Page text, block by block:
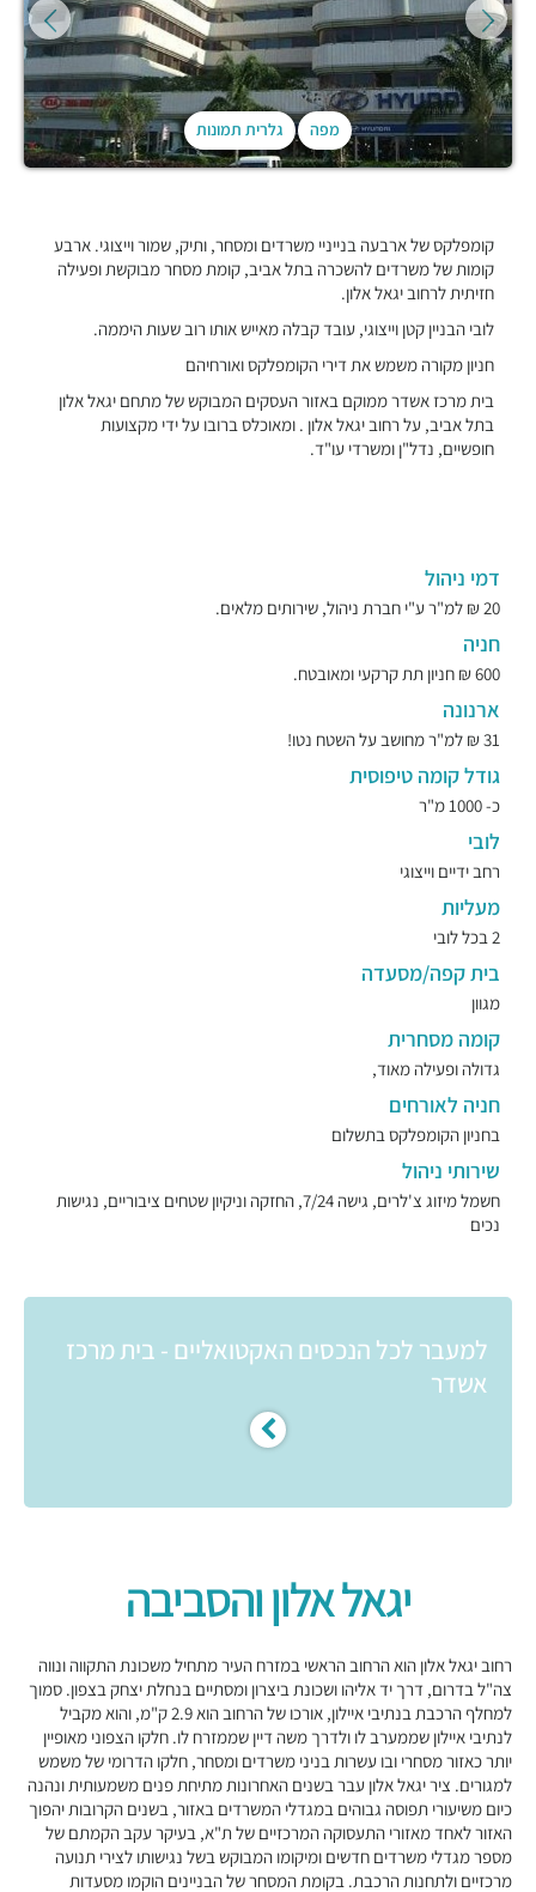
מפה גלרית תמונות
קומפלקס של ארבעה בנייניי משרדים ומסחר, ותיק, שמור וייצוגי. ארבע
קומות של משרדים להשכרה בתל אביב, קומת מסחר מבוקשת ופעילה
חזיתית לרחוב יגאל אלון.
לובי הבניין קטן וייצוגי, עובד קבלה מאייש אותו רוב שעות היממה.
חניון מקורה משמש את דירי הקומפלקס ואורחיהם
בית מרכז אשדר ממוקם באזור העסקים המבוקש של מתחם יגאל אלון
בתל אביב, על רחוב יגאל אלון . ומאוכלס ברובו על ידי מקצועות
חופשיים, נדל"ן ומשרדי עו"ד.
דמי ניהול
20 ₪ למ"ר ע"י חברת ניהול, שירותים מלאים.
חניה
600 ₪ חניון תת קרקעי ומאובטח.
ארנונה
31 ₪ למ"ר מחושב על השטח נטו!
גודל קומה טיפוסית
כ- 1000 מ"ר
לובי
רחב ידיים וייצוגי
מעליות
2 בכל לובי
בית קפה/מסעדה
מגוון
קומה מסחרית
גדולה ופעילה מאוד,
חניה לאורחים
בחניון הקומפלקס בתשלום
שירותי ניהול
חשמל מיזוג צ'לרים, גישה 7/24, החזקה וניקיון שטחים ציבוריים, נגישות
נכים
למעבר לכל הנכסים האקטואליים - בית מרכז
אשדר
יגאל אלון והסביבה
רחוב יגאל אלון הוא הרחוב הראשי במזרח העיר מתחיל משכונת התקווה ונווה
צה"ל בדרום, דרך יד אליהו ושכונת ביצרון ומסתיים בנחלת יצחק בצפון. סמוך
למחלף הרכבת בנתיבי איילון, אורכו של הרחוב הוא 2.9 ק"מ, והוא מקביל
לנתיבי איילון שממערב לו ולדרך משה דיין שממזרח לו. חלקו הצפוני מאופיין
יותר כאזור מסחרי ובו עשרות בניני משרדים ומסחר, חלקו הדרומי של משמש
למגורים. ציר יגאל אלון עבר בשנים האחרונות מתיחת פנים משמעותית ונהנה
כיום משיעורי תפוסה גבוהים במגדלי המשרדים באזור, בשנים הקרובות יהפוך
האזור לאחד מאזורי התעסוקה המרכזיים של ת"א, בעיקר עקב הקמתם של
מספר מגדלי משרדים חדשים ומיקומו המבוקש בשל נגישותו לצירי תנועה
מרכזיים ולתחנות הרכבת. בקומת המסחר של הבניינים הוקמו מסעדות